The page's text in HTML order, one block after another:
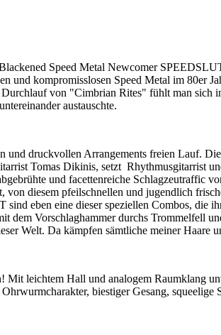
Speed Metal Newcomer
und kompromisslosen Speed Metal im 80er
von "Cimbrian Rites" fühlt man sich
austauschte.
druckvollen Arrangements freien Lauf.
Tomas Dikinis, setzt Rhythmusgitarrist
und facettenreiche Schlagzeutraffic
diesem pfeilschnellen und jugendlich
eben eine dieser speziellen Combos, die
Vorschlaghammer durchs Trommelfell
Welt. Da kämpfen sämtliche meiner Haare
leichtem Hall und analogem Raumklang
biestiger Gesang, squeelige